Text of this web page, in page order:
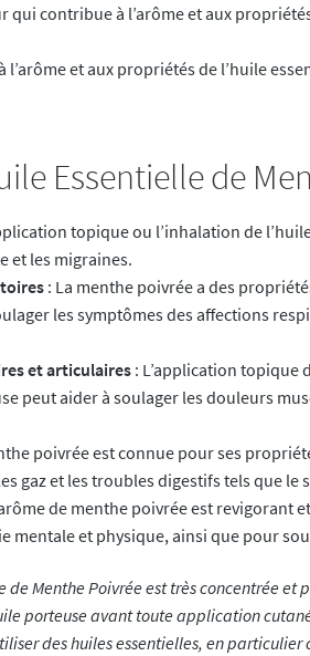
qui contribue à l’arôme et aux
et aux propriétés de l’huile
Essentielle de
topique ou l’inhalation de
et les migraines.
: La menthe poivrée a des
les symptômes des affections
et articulaires: L’application topique
peut aider à soulager les douleurs
poivrée est connue pour ses
gaz et les troubles digestifs tels que
de menthe poivrée est revigorant
mentale et physique, ainsi que pour
Menthe Poivrée est très concentrée et
porteuse avant toute application
des huiles essentielles, en particulier